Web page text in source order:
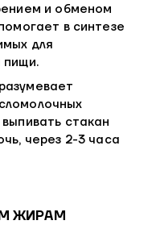
и обменом
в синтезе
для
пищи.
стакан
через 2-3 часа
ЖИРАМ